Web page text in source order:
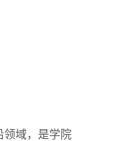
领域，是学院